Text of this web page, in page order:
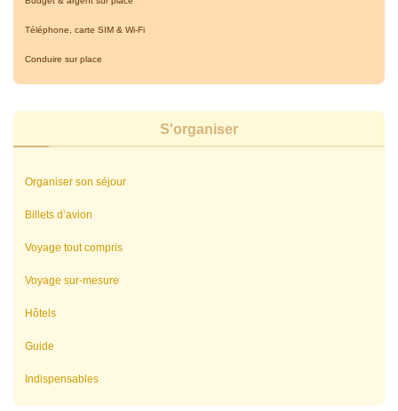
Téléphone, carte SIM & Wi-Fi
Conduire sur place
S'organiser
Organiser son séjour
Billets d’avion
Voyage tout compris
Voyage sur-mesure
Hôtels
Guide
Indispensables